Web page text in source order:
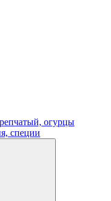
огурцы
специи